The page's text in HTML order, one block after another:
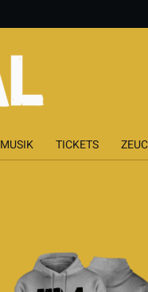
MUSIK TICKETS